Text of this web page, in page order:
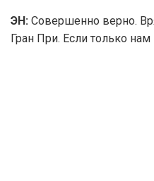
ЭН: Совершенно верно.
Гран При. Если только нам